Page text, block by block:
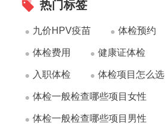
热门标签
九价HPV疫苗 体检预约
体检费用 健康证体检
入职体检 体检项目怎么选
体检一般检查哪些项目女性
体检一般检查哪些项目男性